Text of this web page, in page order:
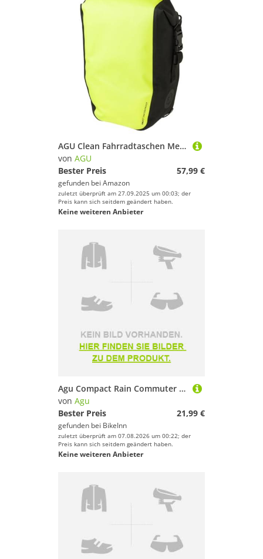
AGU Clean Fahrradtaschen Medium, Tasche für Gepäckträger Fahrrad, 17L Seitentasche Fahrrad, Wasserabweisend, Reflektierend, 100% Recyceltes Polyester - Fluo Gelb
von AGU
Bester Preis
57,99 €
gefunden bei Amazon
zuletzt überprüft am 27.09.2025 um 00:03; der
Preis kann sich seitdem geändert haben.
Keine weiteren Anbieter
Agu Compact Rain Commuter Helmet Cover Schwarz
von Agu
Bester Preis
21,99 €
gefunden bei BikeInn
zuletzt überprüft am 07.08.2026 um 00:22; der
Preis kann sich seitdem geändert haben.
Keine weiteren Anbieter